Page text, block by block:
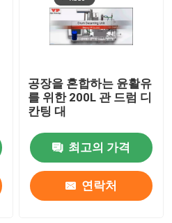
공장을 혼합하는 윤활유
를 위한 200L 관 드럼 디
칸팅 대
최고의 가격
연락처